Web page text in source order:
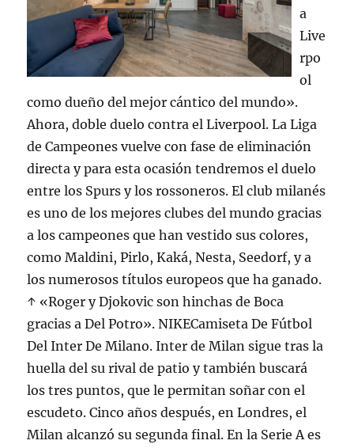
a
Live
rpo
ol
como dueño del mejor cántico del mundo».
Ahora, doble duelo contra el Liverpool. La Liga
de Campeones vuelve con fase de eliminación
directa y para esta ocasión tendremos el duelo
entre los Spurs y los rossoneros. El club milanés
es uno de los mejores clubes del mundo gracias
a los campeones que han vestido sus colores,
como Maldini, Pirlo, Kaká, Nesta, Seedorf, y a
los numerosos títulos europeos que ha ganado.
↑ «Roger y Djokovic son hinchas de Boca
gracias a Del Potro». NIKECamiseta De Fútbol
Del Inter De Milano. Inter de Milan sigue tras la
huella del su rival de patio y también buscará
los tres puntos, que le permitan soñar con el
escudeto. Cinco años después, en Londres, el
Milan alcanzó su segunda final. En la Serie A es